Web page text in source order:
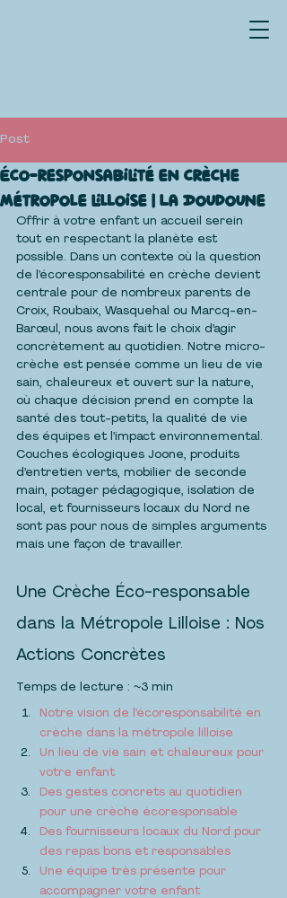
Post
Éco-responsabilité en crèche
métropole lilloise | La Doudoune
Offrir à votre enfant un accueil serein
tout en respectant la planète est
possible. Dans un contexte où la question
de l’écoresponsabilité en crèche devient
centrale pour de nombreux parents de
Croix, Roubaix, Wasquehal ou Marcq-en-
Barœul, nous avons fait le choix d’agir
concrètement au quotidien. Notre micro-
crèche est pensée comme un lieu de vie
sain, chaleureux et ouvert sur la nature,
où chaque décision prend en compte la
santé des tout-petits, la qualité de vie
des équipes et l’impact environnemental.
Couches écologiques Joone, produits
d’entretien verts, mobilier de seconde
main, potager pédagogique, isolation de
local, et fournisseurs locaux du Nord ne
sont pas pour nous de simples arguments
mais une façon de travailler.
Une Crèche Éco-responsable
dans la Métropole Lilloise : Nos
Actions Concrètes
Temps de lecture : ~3 min
Notre vision de l’écoresponsabilité en
crèche dans la métropole lilloise
Un lieu de vie sain et chaleureux pour
votre enfant
Des gestes concrets au quotidien
pour une crèche écoresponsable
Des fournisseurs locaux du Nord pour
des repas bons et responsables
Une équipe très présente pour
accompagner votre enfant